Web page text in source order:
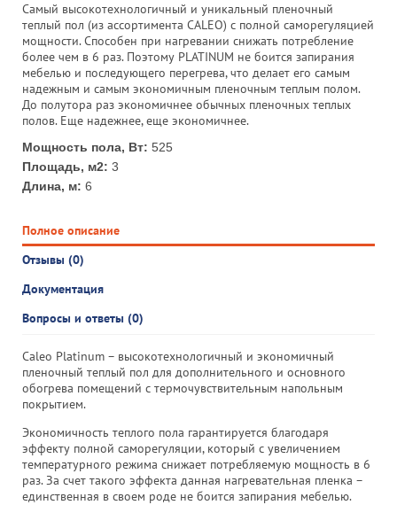
Самый высокотехнологичный и уникальный пленочный
теплый пол (из ассортимента CALEO) с полной саморегуляцией
мощности. Способен при нагревании снижать потребление
более чем в 6 раз. Поэтому PLATINUM не боится запирания
мебелью и последующего перегрева, что делает его самым
надежным и самым экономичным пленочным теплым полом.
До полутора раз экономичнее обычных пленочных теплых
полов. Еще надежнее, еще экономичнее.
Мощность пола, Вт: 525
Площадь, м2: 3
Длина, м: 6
Полное описание
Отзывы (0)
Документация
Вопросы и ответы (0)
Caleo Platinum – высокотехнологичный и экономичный
пленочный теплый пол для дополнительного и основного
обогрева помещений с термочувствительным напольным
покрытием.
Экономичность теплого пола гарантируется благодаря
эффекту полной саморегуляции, который с увеличением
температурного режима снижает потребляемую мощность в 6
раз. За счет такого эффекта данная нагревательная пленка –
единственная в своем роде не боится запирания мебелью.